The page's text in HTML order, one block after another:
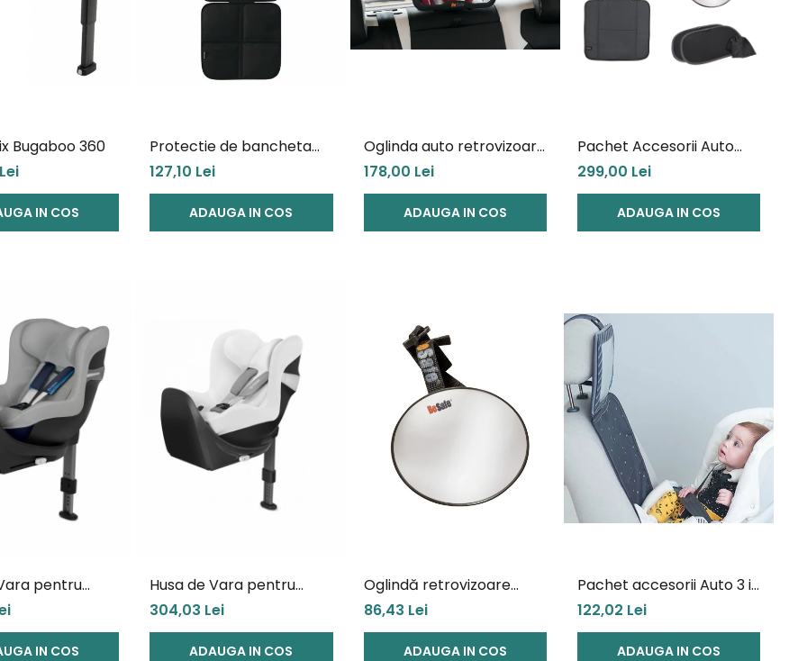
Bugaboo 360
IN COS
Protectie de bancheta
scaun auto Maxi-Cosi
127,10 Lei
ADAUGA IN COS
Oglinda auto retrovizoare
XL cu lumină Led Besafe
178,00 Lei
ADAUGA IN COS
Pachet Accesorii Auto
Rear Facing Besafe
299,00 Lei
ADAUGA IN COS
pentru
Cybex Sirona
IN COS
Husa de Vara pentru
Scaun auto Cybex Sirona
S White
304,03 Lei
ADAUGA IN COS
Oglindă retrovizoare
rotunda Besafe
86,43 Lei
ADAUGA IN COS
Pachet accesorii Auto 3 in
1 Taf Toys
122,02 Lei
ADAUGA IN COS